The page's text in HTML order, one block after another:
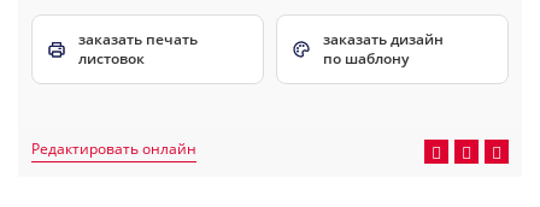
заказать печать
листовок
заказать дизайн
по шаблону
Редактировать онлайн